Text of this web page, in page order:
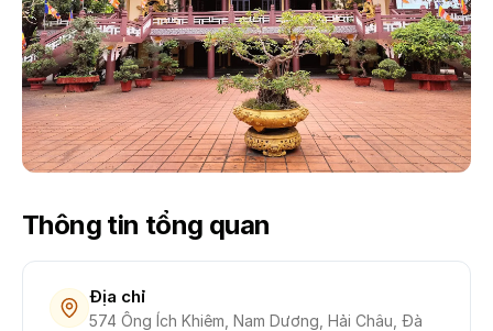
Thông tin tổng quan
Địa chỉ
574 Ông Ích Khiêm, Nam Dương, Hải Châu, Đà